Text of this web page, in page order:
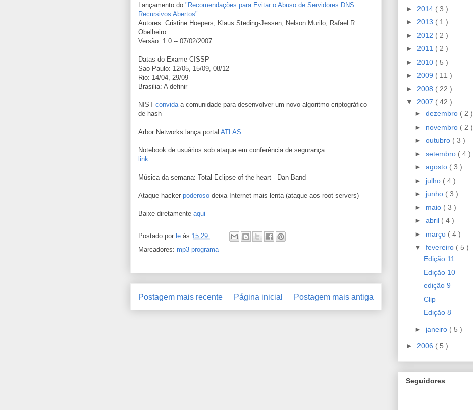
Lançamento do "Recomendações para Evitar o Abuso de Servidores DNS
Recursivos Abertos"
Autores: Cristine Hoepers, Klaus Steding-Jessen, Nelson Murilo, Rafael R.
Obelheiro
Versão: 1.0 -- 07/02/2007
Datas do Exame CISSP
Sao Paulo: 12/05, 15/09, 08/12
Rio: 14/04, 29/09
Brasilia: A definir
NIST convidaa comunidade para desenvolver um novo algoritmo criptográfico
de hash
Arbor Networks lança portal ATLAS
Notebook de usuários sob ataque em conferência de segurança
link
Música da semana: Total Eclipse of the heart - Dan Band
Ataque hacker poderoso deixa Internet mais lenta (ataque aos root servers)
Baixe diretamente aqui
Postado por le às 15:29
Marcadores: mp3 programa
Postagem mais recente Postagem mais antiga
Página inicial
► 2014 ( 3 )
► 2013 ( 1 )
► 2012 ( 2 )
► 2011 ( 2 )
► 2010 ( 5 )
► 2009 ( 11 )
► 2008 ( 22 )
▼ 2007 ( 42 )
► dezembro ( 2 )
► novembro ( 2 )
► outubro ( 3 )
► setembro ( 4 )
► agosto ( 3 )
► julho ( 4 )
► junho ( 3 )
► maio ( 3 )
► abril ( 4 )
► março ( 4 )
▼ fevereiro ( 5 )
Edição 11
Edição 10
edição 9
Clip
Edição 8
► janeiro ( 5 )
► 2006 ( 5 )
Seguidores